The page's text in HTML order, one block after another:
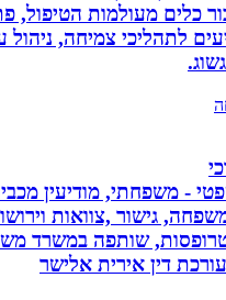
מעולמות הטיפול, פתיחת
צמיחה, ניהול עצמי,
משפחתי, מודיעין מכבים
גישור ,צוואות וירושות,
שותפה במשרד משפטי -
אירית אלישר